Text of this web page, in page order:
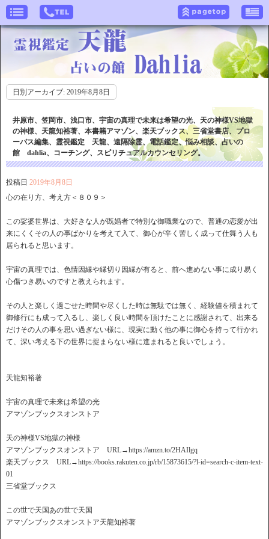
日別アーカイブ: 2019年8月8日
井原市、笠岡市、浅口市、宇宙の真理で未来は希望の光、天の神様VS地獄
の神様、天龍知裕著、本書籍アマゾン、楽天ブックス、三省堂書店、プロ
ーパス編集、霊視鑑定 天龍、遠隔除霊、電話鑑定、悩み相談、占いの
館 dahlia、コーチング、スピリチュアルカウンセリング。
投稿日 2019年8月8日
心の在り方、考え方＜８０９＞
この娑婆世界は、大好きな人が既婚者で特別な御職業なので、普通の恋愛が出
来にくくその人の事ばかりを考えて入て、御心が辛く苦しく成って仕舞う人も
居られると思います。
宇宙の真理では、色情因縁や縁切り因縁が有ると、前へ進めない事に成り易く
心傷つき易いのですと教えられます。
その人と楽しく過ごせた時間や尽くした時は無駄では無く、経験値を積まれて
御修行にも成って入るし、楽しく良い時間を頂けたことに感謝されて、出来る
だけその人の事を思い過ぎない様に、現実に動く他の事に御心を持って行かれ
て、深い考える下の世界に捉まらない様に進まれると良いでしょう。
天龍知裕著
宇宙の真理で未来は希望の光
アマゾンブックスオンストア
天の神様VS地獄の神様
アマゾンブックスオンストア URL→https://amzn.to/2HAIlgq
楽天ブックス URL→https://books.rakuten.co.jp/rb/15873615/?l-id=search-c-item-text-
01
三省堂ブックス
この世で天国あの世で天国
アマゾンブックスオンストア天龍知裕著